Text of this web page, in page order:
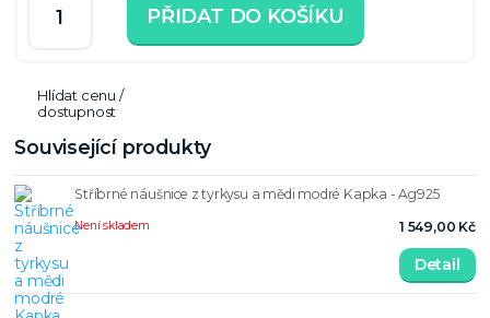
PŘIDAT DO KOŠÍKU
Hlídat cenu /
dostupnost
Související produkty
Stříbrné náušnice z tyrkysu a mědi modré Kapka - Ag925
1 549,00 Kč
Není skladem
Detail